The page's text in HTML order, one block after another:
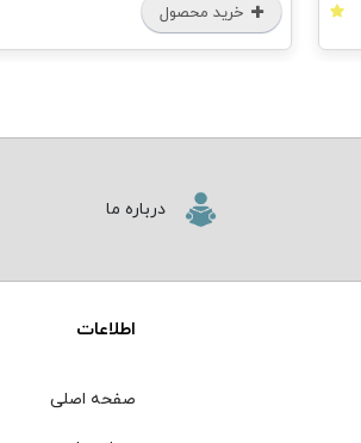
خرید محصول
درباره ما
اطلاعات
صفحه اصلی